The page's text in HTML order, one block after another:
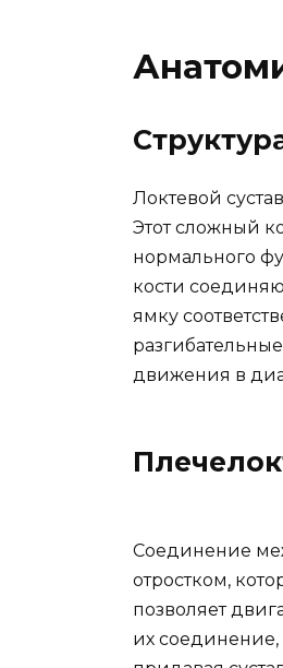
Локтевой
Этот сложный
нормального
кости
ямку
движения в
Соединение
отростком,
позволяет
их соединение,